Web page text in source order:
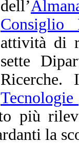
dell’
Consiglio
attività di
sette
più
la